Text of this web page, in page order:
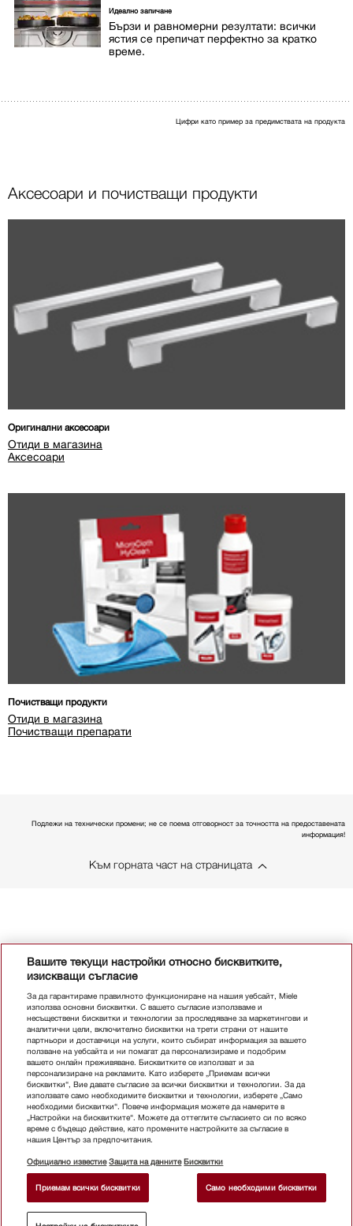
Идеално запичане
Бързи и равномерни резултати: всички
ястия се препичат перфектно за кратко
време.
Цифри като пример за предимствата на продукта
Аксесоари и почистващи продукти
Оригинални аксесоари
Отиди в магазина
Аксесоари
Почистващи продукти
Отиди в магазина
Почистващи препарати
Подлежи на технически промени; не се поема отговорност за точността на предоставената
информация!
Към горната част на страницата
Вашите текущи настройки относно бисквитките,
изискващи съгласие
За да гарантираме правилното функциониране на нашия уебсайт, Miele
използва основни бисквитки. С вашето съгласие използваме и
несъществени бисквитки и технологии за проследяване за маркетингови и
аналитични цели, включително бисквитки на трети страни от нашите
партньори и доставчици на услуги, които събират информация за вашето
ползване на уебсайта и ни помагат да персонализираме и подобрим
вашето онлайн преживяване. Бисквитките се използват и за
персонализиране на рекламите. Като изберете „Приемам всички
бисквитки“, Вие давате съгласие за всички бисквитки и технологии. За да
използвате само необходимите бисквитки и технологии, изберете „Само
необходими бисквитки“. Повече информация можете да намерите в
„Настройки на бисквитките“. Можете да оттеглите съгласието си по всяко
време с бъдещо действие, като промените настройките за съгласие в
нашия Център за предпочитания.
Официално известие Защита на данните Бисквитки
Приемам всички бисквитки Само необходими бисквитки